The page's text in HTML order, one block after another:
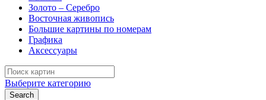
Золото – Серебро
Восточная живопись
Большие картины по номерам
Графика
Аксессуары
Search
for:
Выберите категорию
Search